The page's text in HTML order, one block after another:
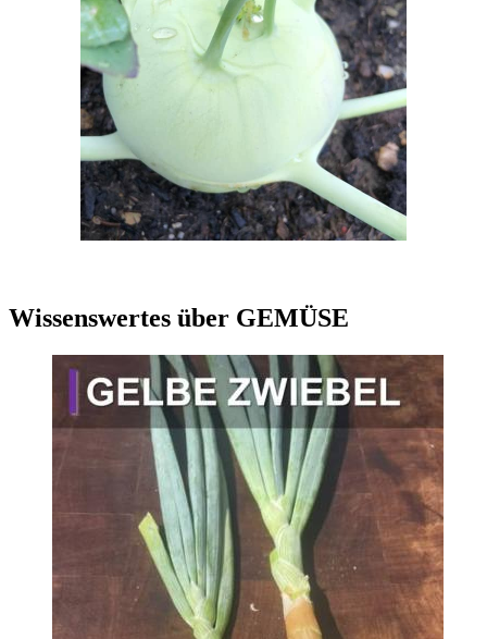
Wissenswertes über GEMÜSE